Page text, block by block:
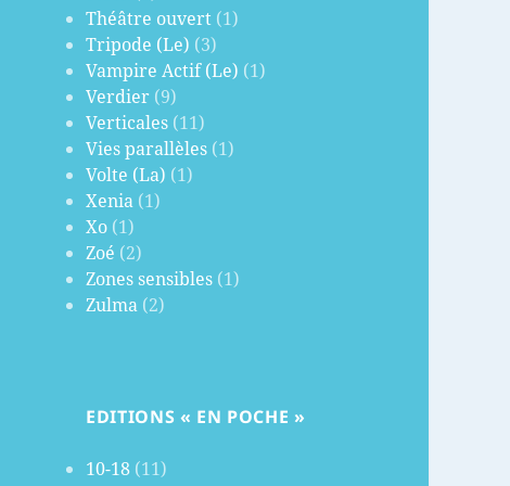
Théâtre ouvert (1)
Tripode (Le) (3)
Vampire Actif (Le) (1)
Verdier (9)
Verticales (11)
Vies parallèles (1)
Volte (La) (1)
Xenia (1)
Xo (1)
Zoé (2)
Zones sensibles (1)
Zulma (2)
EDITIONS « EN POCHE »
10-18 (11)